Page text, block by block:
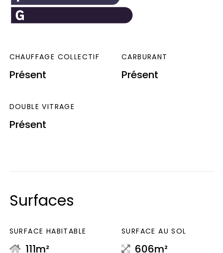
CHAUFFAGE COLLECTIF
Présent
CARBURANT
Présent
DOUBLE VITRAGE
Présent
Surfaces
SURFACE HABITABLE
111m²
SURFACE AU SOL
606m²